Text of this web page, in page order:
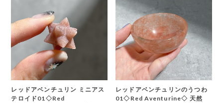
レッドアベンチュリン ミニアス
テロイド01◇Red
レッドアベンチュリンのうつわ
01◇Red Aventurine◇ 天然